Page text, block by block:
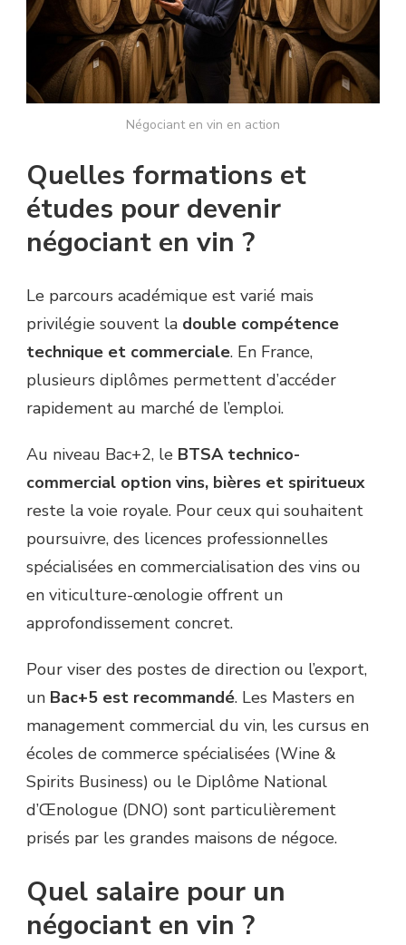
Négociant en vin en action
Quelles formations et
études pour devenir
négociant en vin ?
Le parcours académique est varié mais
privilégie souvent la double compétence
technique et commerciale. En France,
plusieurs diplômes permettent d’accéder
rapidement au marché de l’emploi.
Au niveau Bac+2, le BTSA technico-
commercial option vins, bières et spiritueux
reste la voie royale. Pour ceux qui souhaitent
poursuivre, des licences professionnelles
spécialisées en commercialisation des vins ou
en viticulture-œnologie offrent un
approfondissement concret.
Pour viser des postes de direction ou l’export,
un Bac+5 est recommandé. Les Masters en
management commercial du vin, les cursus en
écoles de commerce spécialisées (Wine &
Spirits Business) ou le Diplôme National
d’Œnologue (DNO) sont particulièrement
prisés par les grandes maisons de négoce.
Quel salaire pour un
négociant en vin ?